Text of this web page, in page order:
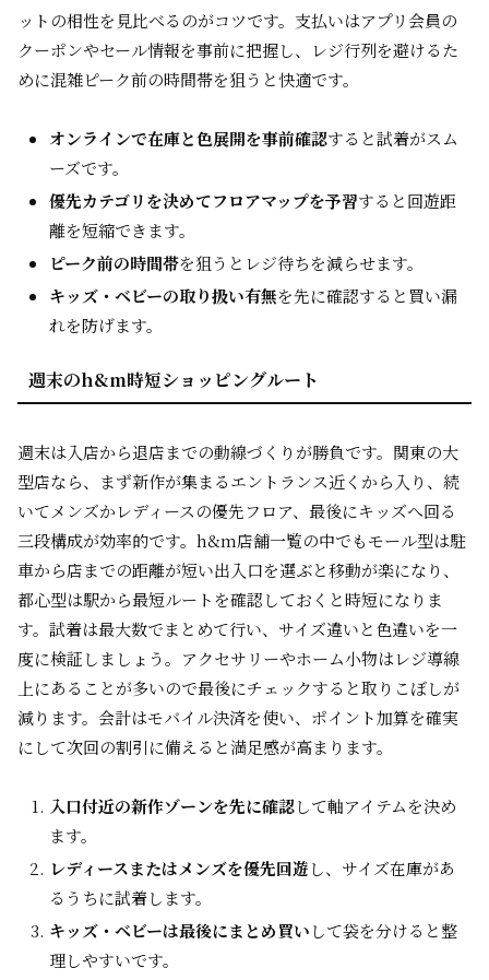
ットの相性を見比べるのがコツです。支払いはアプリ会員の
クーポンやセール情報を事前に把握し、レジ行列を避けるた
めに混雑ピーク前の時間帯を狙うと快適です。
オンラインで在庫と色展開を事前確認すると試着がスム
ーズです。
優先カテゴリを決めてフロアマップを予習すると回遊距
離を短縮できます。
ピーク前の時間帯を狙うとレジ待ちを減らせます。
キッズ・ベビーの取り扱い有無を先に確認すると買い漏
れを防げます。
週末のh&m時短ショッピングルート
週末は入店から退店までの動線づくりが勝負です。関東の大
型店なら、まず新作が集まるエントランス近くから入り、続
いてメンズかレディースの優先フロア、最後にキッズへ回る
三段構成が効率的です。h&m店舗一覧の中でもモール型は駐
車から店までの距離が短い出入口を選ぶと移動が楽になり、
都心型は駅から最短ルートを確認しておくと時短になりま
す。試着は最大数でまとめて行い、サイズ違いと色違いを一
度に検証しましょう。アクセサリーやホーム小物はレジ導線
上にあることが多いので最後にチェックすると取りこぼしが
減ります。会計はモバイル決済を使い、ポイント加算を確実
にして次回の割引に備えると満足感が高まります。
入口付近の新作ゾーンを先に確認して軸アイテムを決め
ます。
レディースまたはメンズを優先回遊し、サイズ在庫があ
るうちに試着します。
キッズ・ベビーは最後にまとめ買いして袋を分けると整
理しやすいです。